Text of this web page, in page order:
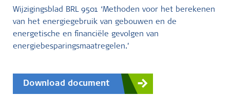
Wijzigingsblad BRL 9501 ‘Methoden voor het berekenen
van het energiegebruik van gebouwen en de
energetische en financiële gevolgen van
energiebesparingsmaatregelen.’
Download document